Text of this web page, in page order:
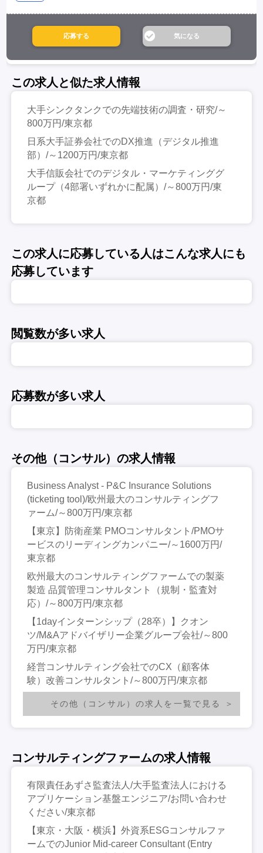
この求人と似た求人情報
大手シンクタンクでの先端技術の調査・研究/～
800万円/東京都
日系大手証券会社でのDX推進（デジタル推進
部）/～1200万円/東京都
大手信販会社でのデジタル・マーケティンググ
ループ（4部署いずれかに配属）/～800万円/東
京都
この求人に応募している人はこんな求人にも
応募しています
閲覧数が多い求人
応募数が多い求人
その他（コンサル）の求人情報
Business Analyst - P&C Insurance Solutions
(ticketing tool)/欧州最大のコンサルティングフ
ァーム/～800万円/東京都
【東京】防衛産業 PMOコンサルタント/PMOサ
ービスのリーディングカンパニー/～1600万円/
東京都
欧州最大のコンサルティングファームでの製薬
製造 品質管理コンサルタント（規制・監査対
応）/～800万円/東京都
【1dayインターンシップ（28卒）】クオン
ツ/M&Aアドバイザリー企業グループ会社/～800
万円/東京都
経営コンサルティング会社でのCX（顧客体
験）改善コンサルタント/～800万円/東京都
その他（コンサル）の求人を一覧で見る
コンサルティングファームの求人情報
有限責任あずさ監査法人/大手監査法人における
アプリケーション基盤エンジニア/お問い合わせ
ください/東京都
【東京・大阪・横浜】外資系ESGコンサルファ
ームでのJunior Mid-career Consultant (Entry